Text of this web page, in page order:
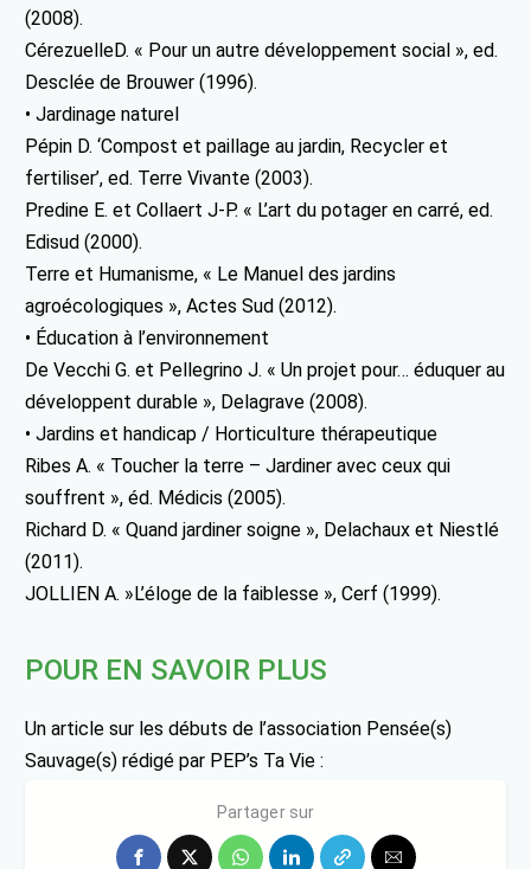
(2008).
CérezuelleD. « Pour un autre développement social », ed.
Desclée de Brouwer (1996).
• Jardinage naturel
Pépin D. ‘Compost et paillage au jardin, Recycler et
fertiliser’, ed. Terre Vivante (2003).
Predine E. et Collaert J-P. « L’art du potager en carré, ed.
Edisud (2000).
Terre et Humanisme, « Le Manuel des jardins
agroécologiques », Actes Sud (2012).
• Éducation à l’environnement
De Vecchi G. et Pellegrino J. « Un projet pour… éduquer au
développent durable », Delagrave (2008).
• Jardins et handicap / Horticulture thérapeutique
Ribes A. « Toucher la terre – Jardiner avec ceux qui
souffrent », éd. Médicis (2005).
Richard D. « Quand jardiner soigne », Delachaux et Niestlé
(2011).
JOLLIEN A. »L’éloge de la faiblesse », Cerf (1999).
POUR EN SAVOIR PLUS
Un article sur les débuts de l’association Pensée(s)
Sauvage(s) rédigé par PEP’s Ta Vie :
Partager sur